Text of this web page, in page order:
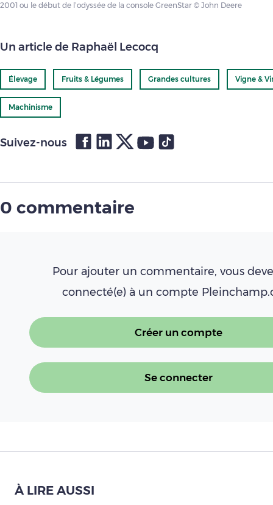
2001 ou le début de l’odyssée de la console GreenStar © John Deere
Un article de Raphaël Lecocq
Élevage Fruits & Légumes Grandes cultures Vigne &
Machinisme
Suivez-nous
0 commentaire
Pour ajouter un commentaire, vous
connecté(e) à un compte
Créer un compte
Se connecter
À LIRE AUSSI